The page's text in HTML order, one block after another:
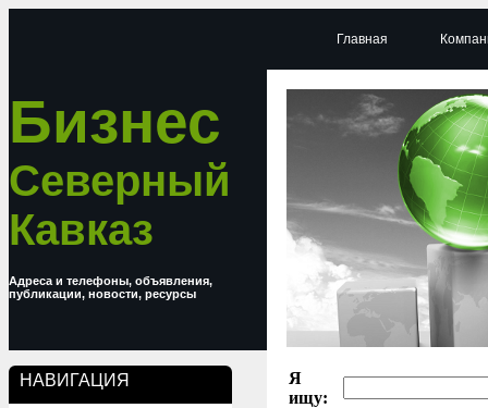
Бизнес
Северный
Кавказ
Адреса и телефоны, объявления,
публикации, новости, ресурсы
НАВИГАЦИЯ
Главная
Я
ищу: